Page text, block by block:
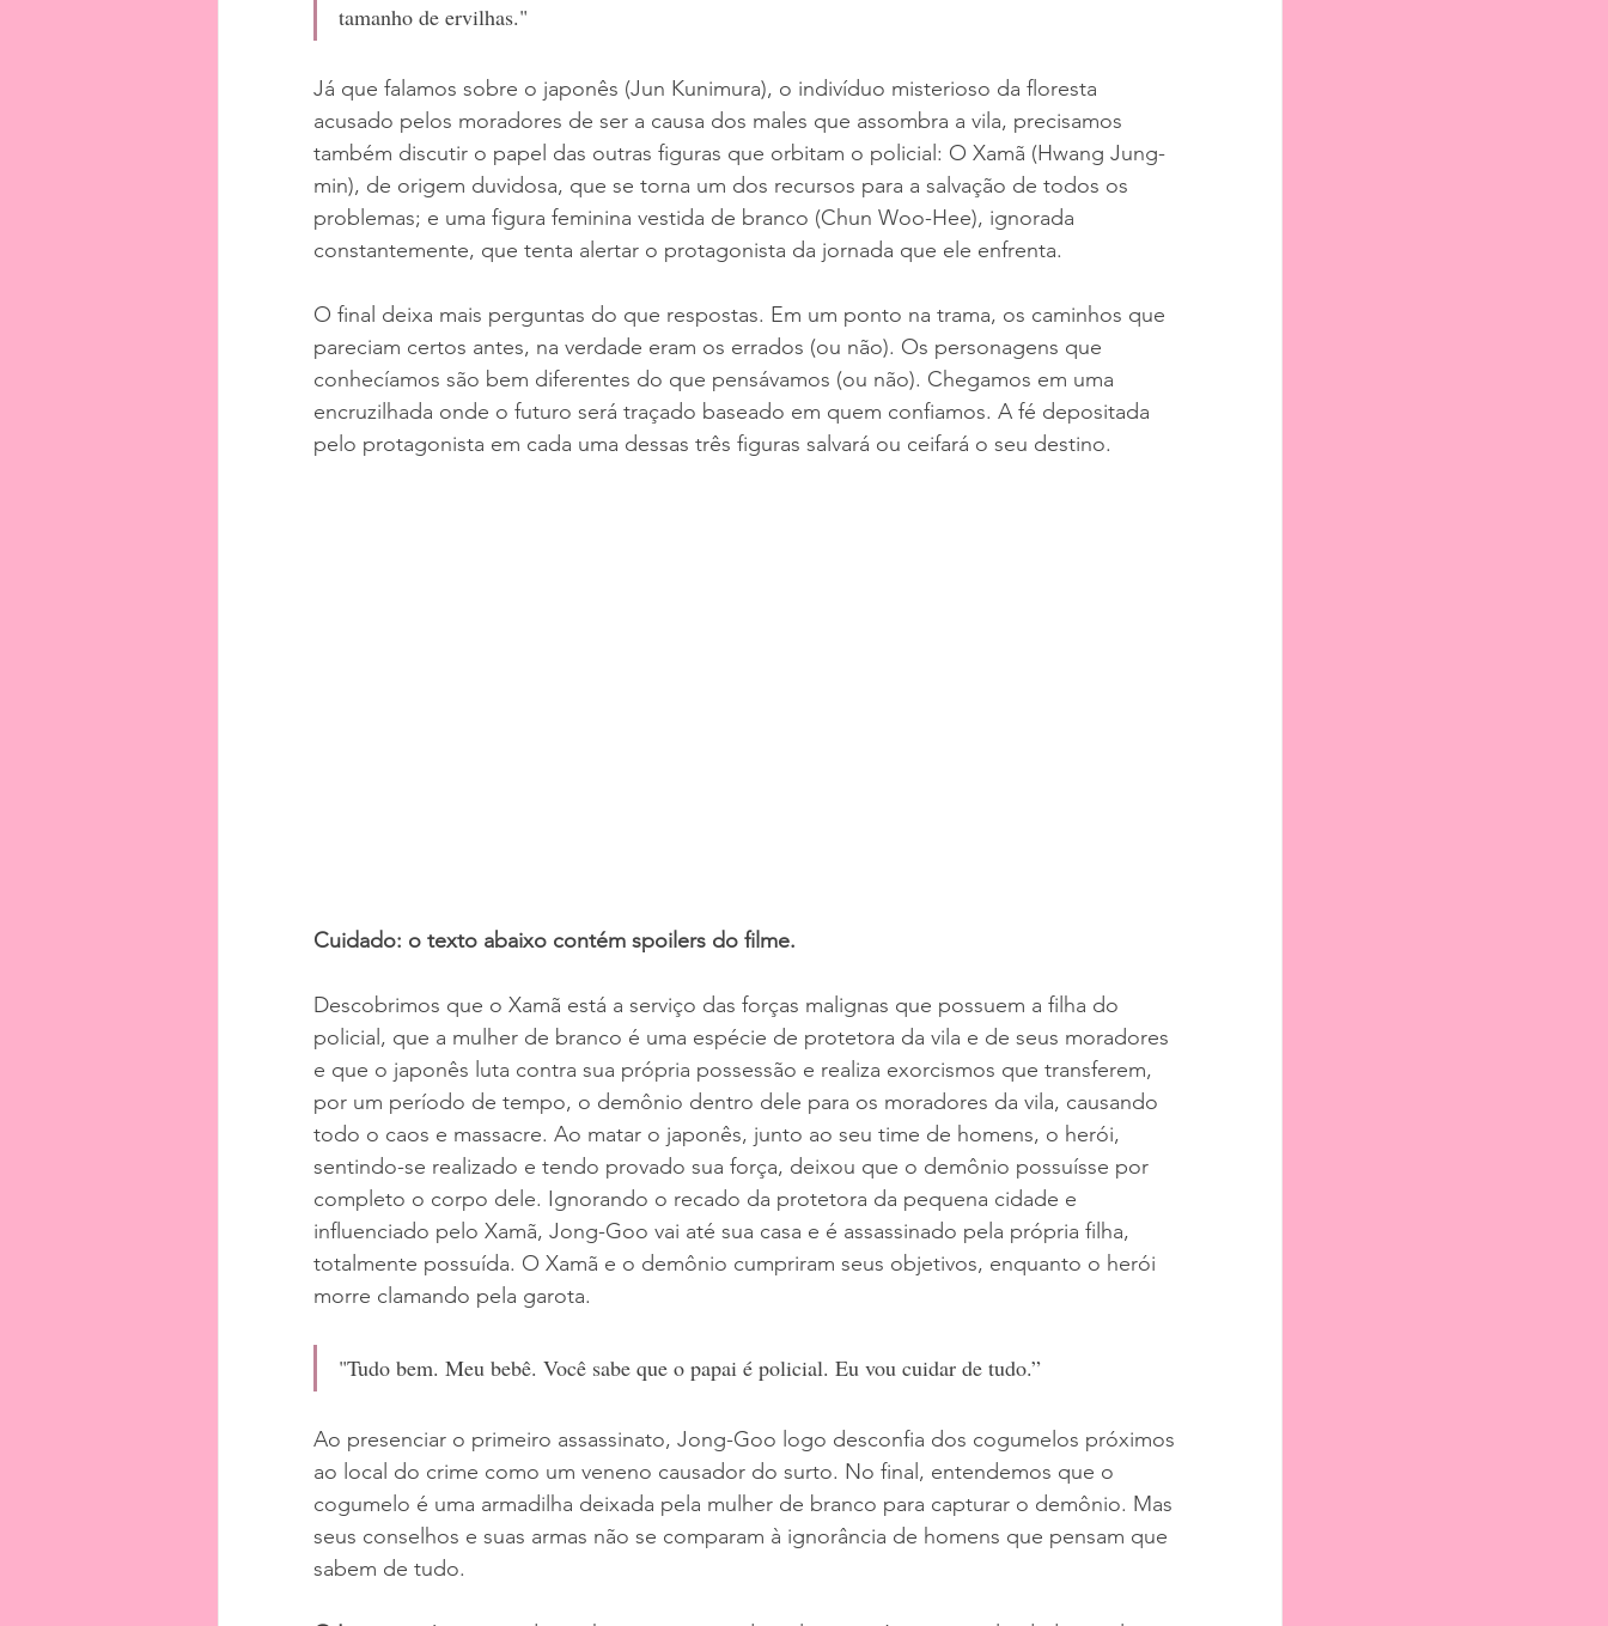
tamanho de ervilhas."
Já que falamos sobre o japonês (Jun Kunimura), o indivíduo misterioso da floresta
acusado pelos moradores de ser a causa dos males que assombra a vila, precisamos
também discutir o papel das outras figuras que orbitam o policial: O Xamã (Hwang Jung-
min), de origem duvidosa, que se torna um dos recursos para a salvação de todos os
problemas; e uma figura feminina vestida de branco (Chun Woo-Hee), ignorada
constantemente, que tenta alertar o protagonista da jornada que ele enfrenta.
O final deixa mais perguntas do que respostas. Em um ponto na trama, os caminhos que
pareciam certos antes, na verdade eram os errados (ou não). Os personagens que
conhecíamos são bem diferentes do que pensávamos (ou não). Chegamos em uma
encruzilhada onde o futuro será traçado baseado em quem confiamos. A fé depositada
pelo protagonista em cada uma dessas três figuras salvará ou ceifará o seu destino.
Cuidado: o texto abaixo contém spoilers do filme.
Descobrimos que o Xamã está a serviço das forças malignas que possuem a filha do
policial, que a mulher de branco é uma espécie de protetora da vila e de seus moradores
e que o japonês luta contra sua própria possessão e realiza exorcismos que transferem,
por um período de tempo, o demônio dentro dele para os moradores da vila, causando
todo o caos e massacre. Ao matar o japonês, junto ao seu time de homens, o herói,
sentindo-se realizado e tendo provado sua força, deixou que o demônio possuísse por
completo o corpo dele. Ignorando o recado da protetora da pequena cidade e
influenciado pelo Xamã, Jong-Goo vai até sua casa e é assassinado pela própria filha,
totalmente possuída. O Xamã e o demônio cumpriram seus objetivos, enquanto o herói
morre clamando pela garota.
"Tudo bem. Meu bebê. Você sabe que o papai é policial. Eu vou cuidar de tudo.”
Ao presenciar o primeiro assassinato, Jong-Goo logo desconfia dos cogumelos próximos
ao local do crime como um veneno causador do surto. No final, entendemos que o
cogumelo é uma armadilha deixada pela mulher de branco para capturar o demônio. Mas
seus conselhos e suas armas não se comparam à ignorância de homens que pensam que
sabem de tudo.